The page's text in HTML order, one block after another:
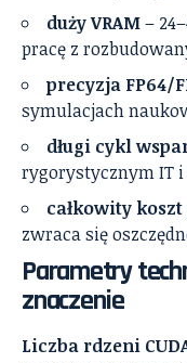
duży VRAM–
pracę z
precyzja FP64/
symulacjach
długi cykl
rygorystycznym IT
całkowity
zwraca się
Parametry
znaczenie
Liczba rdzeni